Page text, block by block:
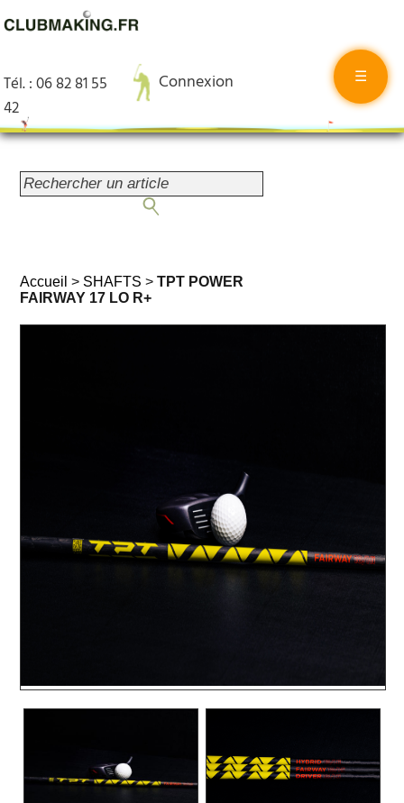
☰
Tél. : 06 82 81 55
42
Connexion
Accueil > SHAFTS >TPT POWER
FAIRWAY 17 LO R+